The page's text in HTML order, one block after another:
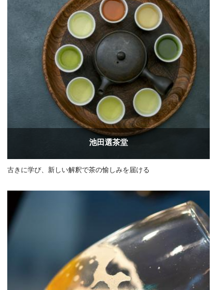
池田選茶堂
古きに学び、新しい解釈で茶の愉しみを届ける